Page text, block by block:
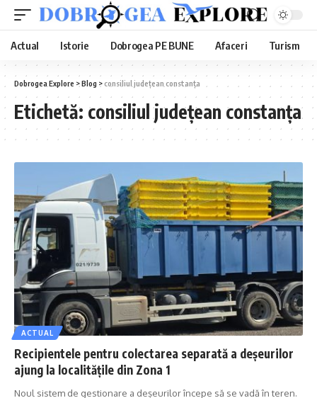
Actual Istorie Dobrogea PE BUNE Afaceri Turism
Dobrogea Explore >Blog > consiliul județean constanța
Etichetă: consiliul județean constanța
ACTUAL
Recipientele pentru colectarea separată a deșeurilor
ajung la localitățile din Zona 1
Noul sistem de gestionare a deșeurilor începe să se vadă în teren.